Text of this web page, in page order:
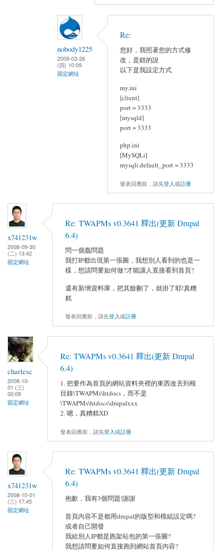
nobody1225
2009-03-26
(四) 10:09
固定網址
Re:
您好，我照著您的方式修
改，是錯的說
以下是我設定方式
my.ini
[client]
port = 3333
[mysqld]
port = 3333
php.ini
[MySQLi]
mysqli.default_port = 3333
發表回應前，請先登入或註冊
x741231w
2008-09-30
(二) 13:42
固定網址
Re: TWAPMs v0.3641 釋出(更新 Drupal
6.4)
問一個蠢問題
我打IP都出現第一張圖，我想別人看到的也是一
樣，想請問要如何做?才能讓人直接看到首頁?
還有新增資料庫，把其餘刪了，就掛了耶!真糟
糕
發表回應前，請先登入或註冊
charlesc
2008-10-
01 (三)
00:09
固定網址
Re: TWAPMs v0.3641 釋出(更新 Drupal
6.4)
1. 把要作為首頁的網站資料夾裡的東西改丟到根
目錄\TWAPMs\htdocs，而不是
\TWAPMs\htdocs\drupalxxx
2. 嗯，真糟糕XD
發表回應前，請先登入或註冊
x741231w
2008-10-01
(三) 17:45
固定網址
Re: TWAPMs v0.3641 釋出(更新 Drupal
6.4)
抱歉，我有3個問題!謝謝
首頁內容不是都用drupal的版型和模組設定嗎?
或者自己開發
我給別人IP都是跑架站包的第一張圖?
我想請問要如何直接跑到網站首頁內容?